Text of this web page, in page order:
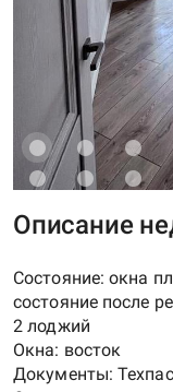
Описание
Состояние: окна
состояние после
2 лоджий
Окна: восток
Документы: